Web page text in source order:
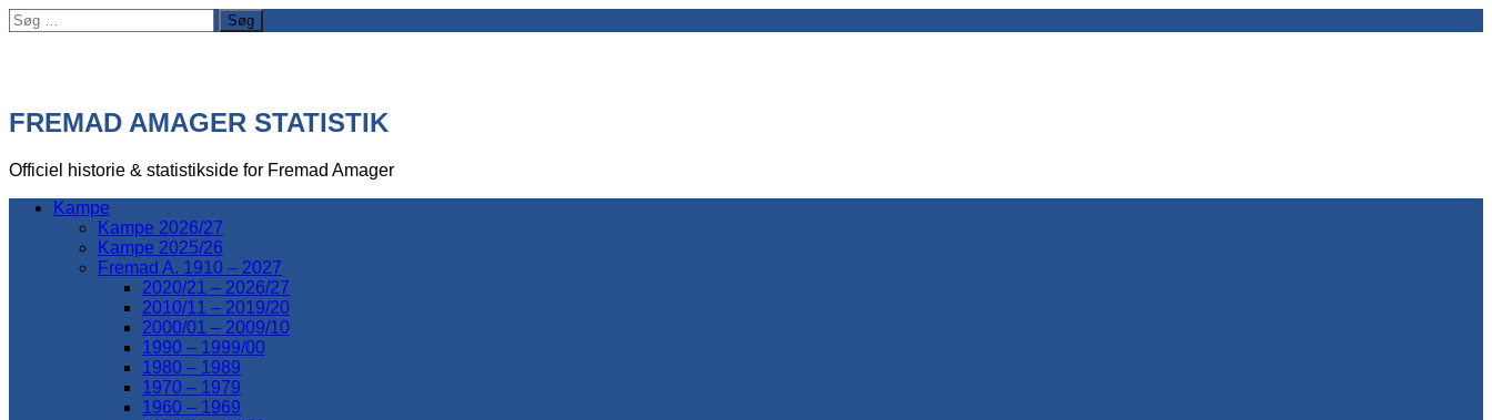
Søg
efter:
FREMAD AMAGER STATISTIK
Officiel historie & statistikside for Fremad Amager
Kampe
Kampe 2026/27
Kampe 2025/26
Fremad A. 1910 – 2027
2020/21 – 2026/27
2010/11 – 2019/20
2000/01 – 2009/10
1990 – 1999/00
1980 – 1989
1970 – 1979
1960 – 1969